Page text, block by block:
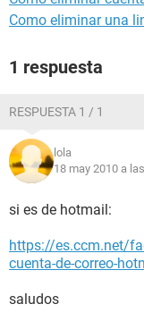
Como eliminar una
1 respuesta
RESPUESTA 1 / 1
lola
18 may 2010 a
si es de hotmail:
https://es.ccm.net/
cuenta-de-correo-
saludos